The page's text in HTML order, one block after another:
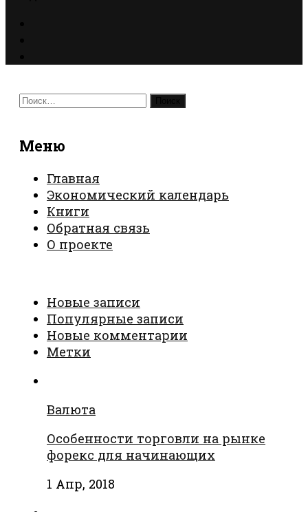
Найти:
Меню
Главная
Экономический календарь
Книги
Обратная связь
О проекте
Новые записи
Популярные записи
Новые комментарии
Метки
Валюта
Особенности торговли на рынке
форекс для начинающих
1 Апр, 2018